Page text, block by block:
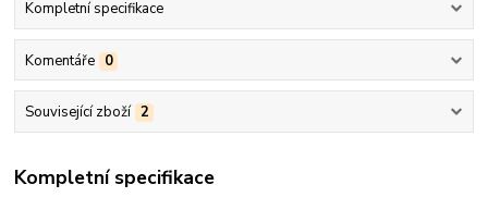
Kompletní specifikace
Komentáře 0
Související zboží 2
Kompletní specifikace